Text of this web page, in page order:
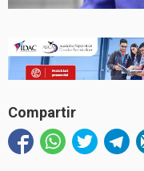
Compartir